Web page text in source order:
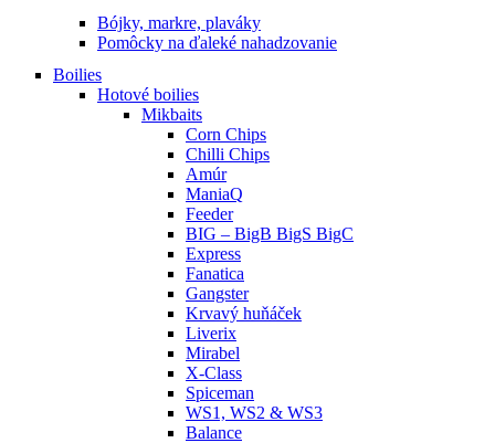
Bójky, markre, plaváky
Pomôcky na ďaleké nahadzovanie
Boilies
Hotové boilies
Mikbaits
Corn Chips
Chilli Chips
Amúr
ManiaQ
Feeder
BIG – BigB BigS BigC
Express
Fanatica
Gangster
Krvavý huňáček
Liverix
Mirabel
X-Class
Spiceman
WS1, WS2 & WS3
Balance